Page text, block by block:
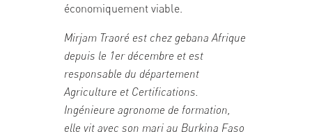
économiquement viable.
Mirjam Traoré est chez gebana Afrique
depuis le 1er décembre et est
responsable du département
Agriculture et Certifications.
Ingénieure agronome de formation,
elle vit avec son mari au Burkina Faso